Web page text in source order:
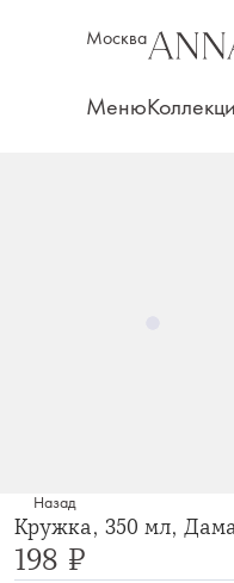
Москва
Меню
Назад
Кружка, 350 мл,
198 ₽